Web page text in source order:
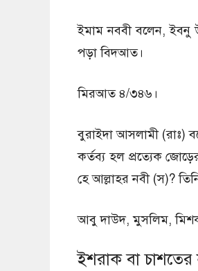
ইমাম নববী বলেন, ইবনু
পড়া বিদআত।
মিরআত ৪/৩৪৬।
বুরাইদা আসলামী (রাঃ)
কর্তব্য হল প্রত্যেক
হে আল্লাহর নবী (স)?
আবু দাউদ, মুসলিম,
ইশরাক বা চাশতের